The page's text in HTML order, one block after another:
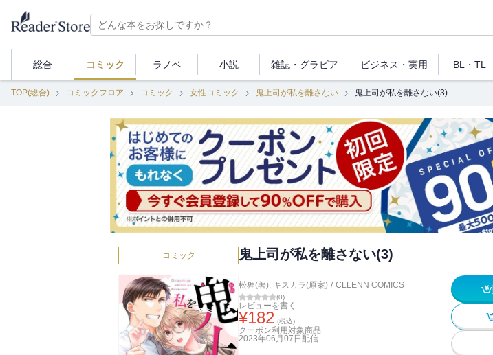
総合 コミック ラノベ 小説 雑誌・ グラビア ビジネス ・実用 BL・TL
TOP(総合) コミックフロア コミック 女性コミック 鬼上司が私を離さない 鬼上司が私を離さない(3)
コミック 鬼上司が私を離さない(3)
松狸(著), キスカラ(原案) / CLLENN COMICS
(0)
レビューを書く
¥182 (税込)
クーポン利用対象商品
2023年06月07日 配信